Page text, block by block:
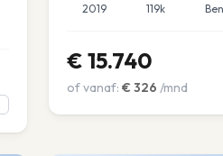
2019 119k
€ 15.740
of vanaf: € 326 /mnd